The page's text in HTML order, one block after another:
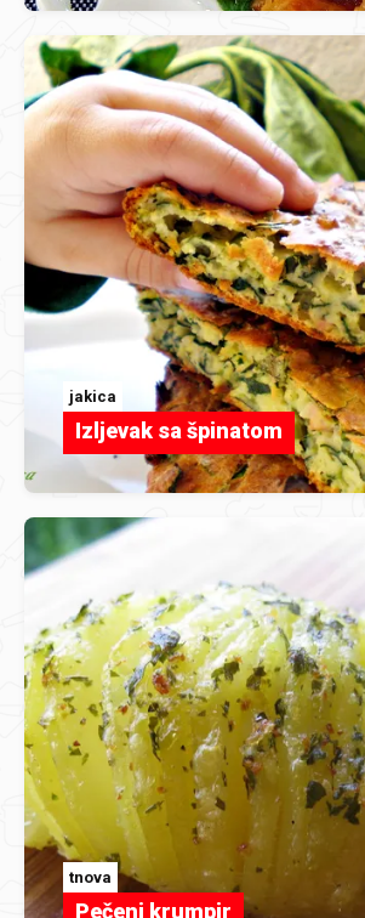
jakica
Izljevak sa špinatom
tnova
Pečeni krumpir